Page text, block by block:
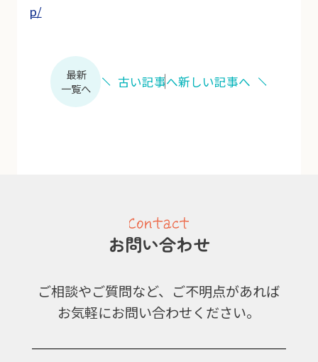
p/
最新
一覧へ
古い記事へ新しい記事へ
お問い合わせ
ご相談やご質問など、ご不明点があれば
お気軽にお問い合わせください。